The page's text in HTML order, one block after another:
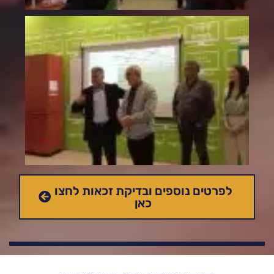
לפרטים נוספים ובדיקת זכאות לחצו
כאן